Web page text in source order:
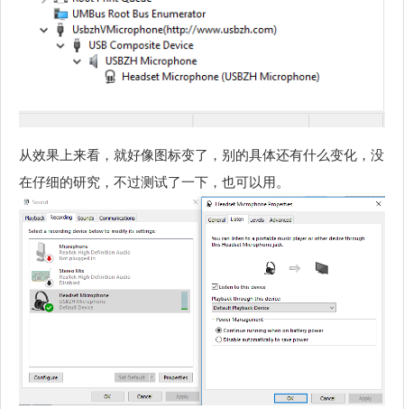
从效果上来看，就好像图标变了，别的具体还有什么变化，没
在仔细的研究，不过测试了一下，也可以用。